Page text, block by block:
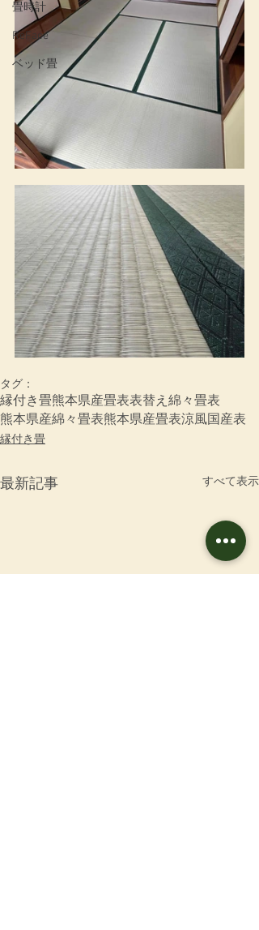
畳時計
ReFace
ベッド畳
タグ：
縁付き畳熊本県産畳表表替え綿々畳表
熊本県産綿々畳表熊本県産畳表涼風国産表
縁付き畳
最新記事 すべて表示